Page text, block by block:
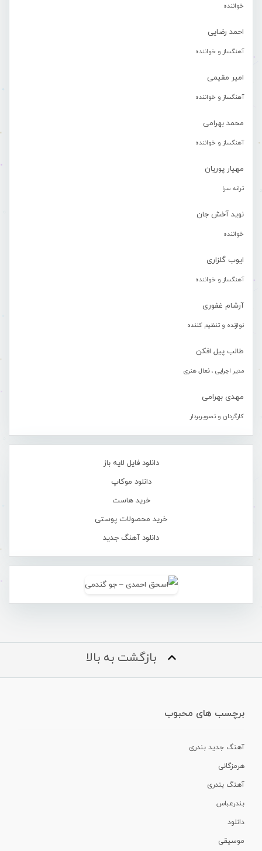
خواننده
احمد رضایی
آهنگساز و خواننده
امیر مقیمی
آهنگساز و خواننده
محمد بهرامی
آهنگساز و خواننده
مهیار پوریان
ترانه سرا
نوید آخش جان
خواننده
ایوب گلزاری
آهنگساز و خواننده
آرشام غفوری
نوازنده و تنظیم کننده
طالب پیل افکن
مدیر اجرایی ، فعال هنری
مهدی بهرامی
کارگردان و تصویربردار
دانلود فایل لایه باز
دانلود موکاپ
خرید هاست
خرید محصولات پوستی
دانلود آهنگ جدید
بازگشت به بالا
برچسب های محبوب
آهنگ جدید بندری
هرمزگانی
آهنگ بندری
بندرعباس
دانلود
موسیقی